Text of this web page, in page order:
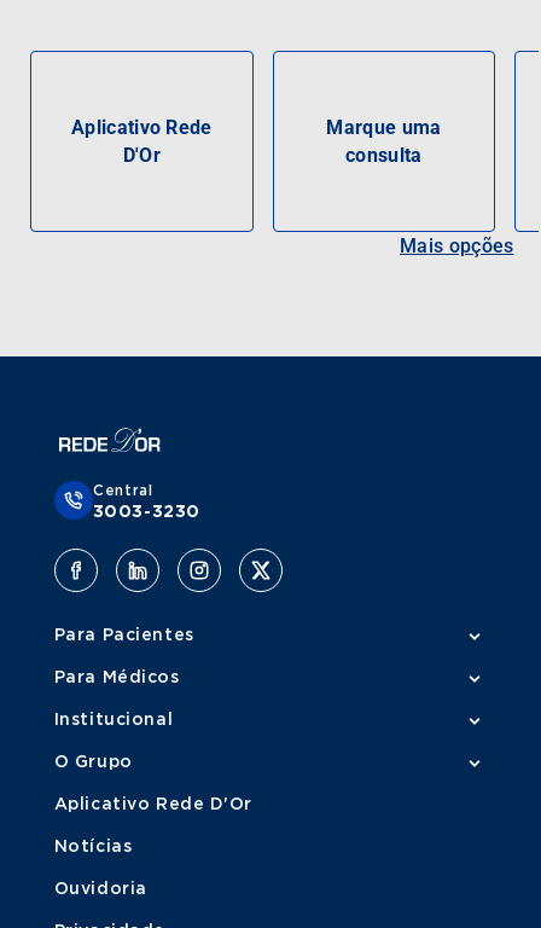
Aplicativo Rede
D'Or
Marque uma
consulta
Mais opções
Central
3003-3230
Para Pacientes
Para Médicos
Institucional
O Grupo
Aplicativo Rede D'Or
Notícias
Ouvidoria